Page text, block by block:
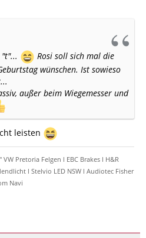
Rosi soll sich mal die
wünschen. Ist sowieso
außer beim Wiegemesser und
leisten
Pretoria Felgen l EBC Brakes l H&R
l Stelvio LED NSW l Audiotec Fisher
Navi